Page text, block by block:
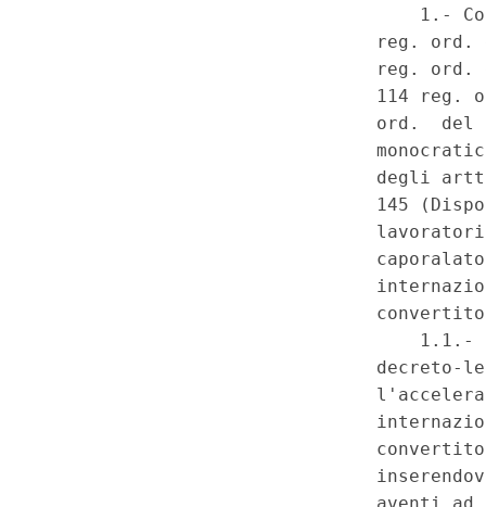
16, comma 1, lettere a) e
numeri 1), 2) e 3), 18-bis,
numeri 1) e 2), e 19. -
comma, 11, 24, 25, primo
102, secondo comma, e
europea dei diritti
4; Carta dei diritti
6, 18 e 47; direttiva 2013/
e del Consiglio, del 26
2013/33/UE del Parlamento
26 giugno 2013, art. 9. (T-
- Corte Costituzionale n.53